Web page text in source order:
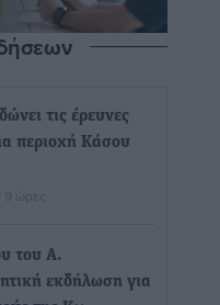
τις έρευνες
περιοχή Κάσου
9 ώρες
του Α.
εκδήλωση για